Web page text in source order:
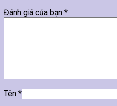
Đánh giá của bạn *
Tên *